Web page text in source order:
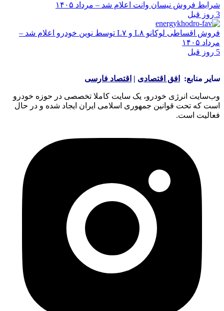
شرایط فروش نیسان وانت اعلام شد – مرداد ۱۴۰۵
3 روز قبل
فروش اقساطی لوکانو L۸ و L۷ توسط نوین خودرو اعلام شد –
مرداد ۱۴۰۵
5 روز قبل
سایر منابع: افق اقتصادی | اقتصاد فارسی
وب‌سایت انرژی خودرو، یک سایت کاملا تخصصی در حوزه خودرو
است که تحت قوانین جمهوری اسلامی ایران ایجاد شده و در حال
فعالیت است.